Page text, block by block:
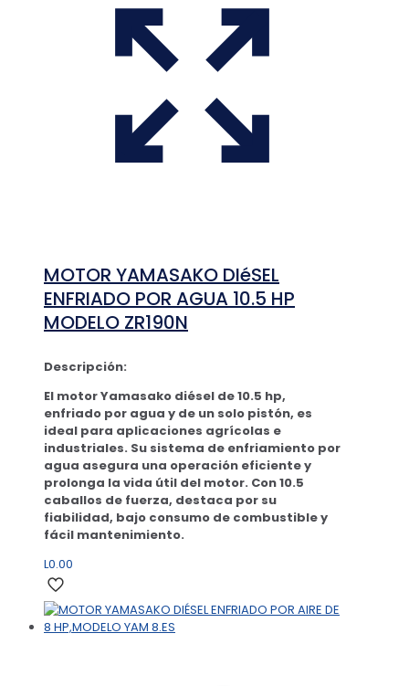
MOTOR YAMASAKO DIéSEL
ENFRIADO POR AGUA 10.5 HP
MODELO ZR190N
Descripción:
El motor Yamasako diésel de 10.5 hp,
enfriado por agua y de un solo pistón, es
ideal para aplicaciones agrícolas e
industriales. Su sistema de enfriamiento por
agua asegura una operación eficiente y
prolonga la vida útil del motor. Con 10.5
caballos de fuerza, destaca por su
fiabilidad, bajo consumo de combustible y
fácil mantenimiento.
L0.00